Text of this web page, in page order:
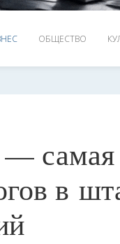
ОБЩЕСТВО
самая
в